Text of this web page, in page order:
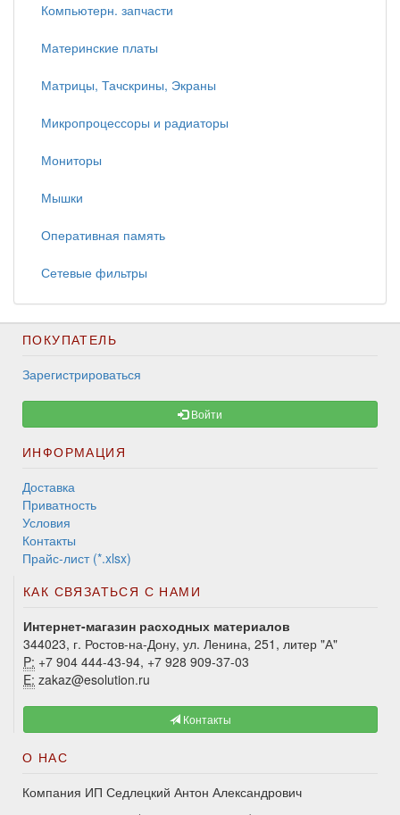
Компьютерн. запчасти
Материнские платы
Матрицы, Тачскрины, Экраны
Микропроцессоры и радиаторы
Мониторы
Мышки
Оперативная память
Сетевые фильтры
ПОКУПАТЕЛЬ
Зарегистрироваться
Войти
ИНФОРМАЦИЯ
Доставка
Приватность
Условия
Контакты
Прайс-лист (*.xlsx)
КАК СВЯЗАТЬСЯ С НАМИ
Интернет-магазин расходных материалов
344023, г. Ростов-на-Дону, ул. Ленина, 251, литер "А"
P: +7 904 444-43-94, +7 928 909-37-03
E: zakaz@esolution.ru
Контакты
О НАС
Компания ИП Седлецкий Антон Александрович